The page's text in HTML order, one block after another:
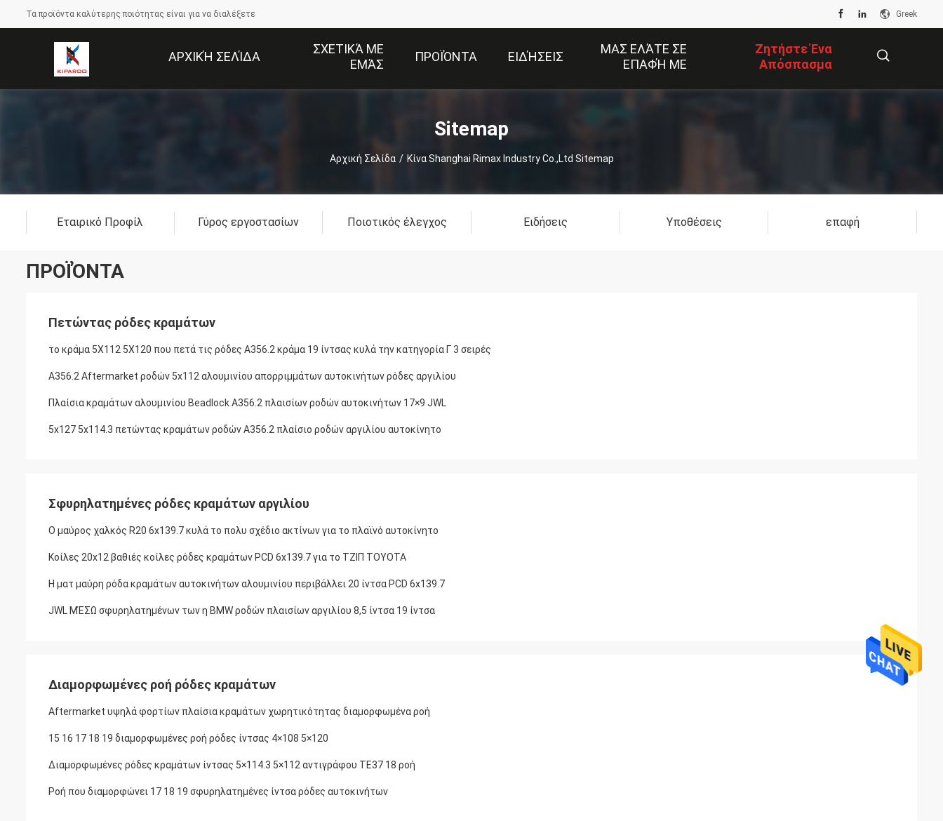
Τα προϊόντα καλύτερης ποιότητας είναι για να διαλέξετε Greek
ΑΡΧΙΚΉ ΣΕΛΊΔΑ
ΣΧΕΤΙΚΆ ΜΕ
ΕΜΆΣ
ΠΡΟΪΌΝΤΑ ΕΙΔΉΣΕΙΣ
ΜΑΣ ΕΛΆΤΕ ΣΕ
ΕΠΑΦΉ ΜΕ
Ζητήστε Ένα
Απόσπασμα
Sitemap
Αρχική Σελίδα / Κίνα Shanghai Rimax Industry Co.,Ltd Sitemap
Εταιρικό Προφίλ Γύρος εργοστασίων Ποιοτικός έλεγχος Ειδήσεις Υποθέσεις επαφή
ΠΡΟΪΌΝΤΑ
Πετώντας ρόδες κραμάτων
το κράμα 5X112 5X120 που πετά τις ρόδες A356.2 κράμα 19 ίντσας κυλά την κατηγορία Γ 3 σειρές
A356.2 Aftermarket ροδών 5x112 αλουμινίου απορριμμάτων αυτοκινήτων ρόδες αργιλίου
Πλαίσια κραμάτων αλουμινίου Beadlock A356.2 πλαισίων ροδών αυτοκινήτων 17×9 JWL
5x127 5x114.3 πετώντας κραμάτων ροδών A356.2 πλαίσιο ροδών αργιλίου αυτοκίνητο
Σφυρηλατημένες ρόδες κραμάτων αργιλίου
Ο μαύρος χαλκός R20 6x139.7 κυλά το πολυ σχέδιο ακτίνων για το πλαϊνό αυτοκίνητο
Κοίλες 20x12 βαθιές κοίλες ρόδες κραμάτων PCD 6x139.7 για το ΤΖΙΠ TOYOTA
Η ματ μαύρη ρόδα κραμάτων αυτοκινήτων αλουμινίου περιβάλλει 20 ίντσα PCD 6x139.7
JWL ΜΈΣΩ σφυρηλατημένων των η BMW ροδών πλαισίων αργιλίου 8,5 ίντσα 19 ίντσα
Διαμορφωμένες ροή ρόδες κραμάτων
Aftermarket υψηλά φορτίων πλαίσια κραμάτων χωρητικότητας διαμορφωμένα ροή
15 16 17 18 19 διαμορφωμένες ροή ρόδες ίντσας 4×108 5×120
Διαμορφωμένες ρόδες κραμάτων ίντσας 5×114.3 5×112 αντιγράφου TE37 18 ροή
Ροή που διαμορφώνει 17 18 19 σφυρηλατημένες ίντσα ρόδες αυτοκινήτων